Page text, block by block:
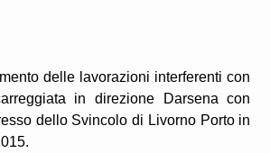
delle lavorazioni interferenti con
in direzione Darsena con
dello Svincolo di Livorno Porto in